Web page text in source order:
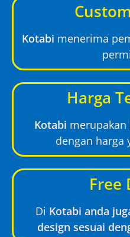
Kotabi menerima
Harga
Kotabi merupakan
dengan harga
Free
Di Kotabi anda
design sesuai